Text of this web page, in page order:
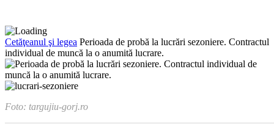
Cetăţeanul şi legea Perioada de probă la lucrări sezoniere. Contractul
individual de muncă la o anumită lucrare.
Foto: targujiu-gorj.ro